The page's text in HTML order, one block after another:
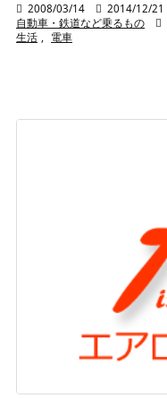
 2008/03/14  2014/12/21
自動車・鉄道など乗るもの

生活
電車